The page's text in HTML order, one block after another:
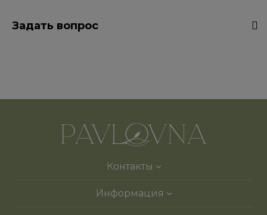
Задать вопрос
Контакты
Информация